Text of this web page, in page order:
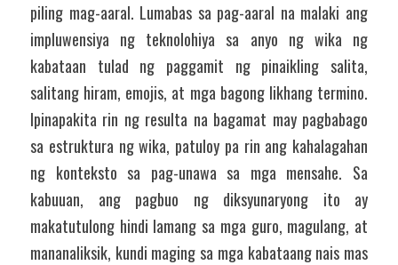
piling mag-aaral. Lumabas sa pag-aaral na malaki ang
impluwensiya ng teknolohiya sa anyo ng wika ng
kabataan tulad ng paggamit ng pinaikling salita,
salitang hiram, emojis, at mga bagong likhang termino.
Ipinapakita rin ng resulta na bagamat may pagbabago
sa estruktura ng wika, patuloy pa rin ang kahalagahan
ng konteksto sa pag-unawa sa mga mensahe. Sa
kabuuan, ang pagbuo ng diksyunaryong ito ay
makatutulong hindi lamang sa mga guro, magulang, at
mananaliksik, kundi maging sa mga kabataang nais mas